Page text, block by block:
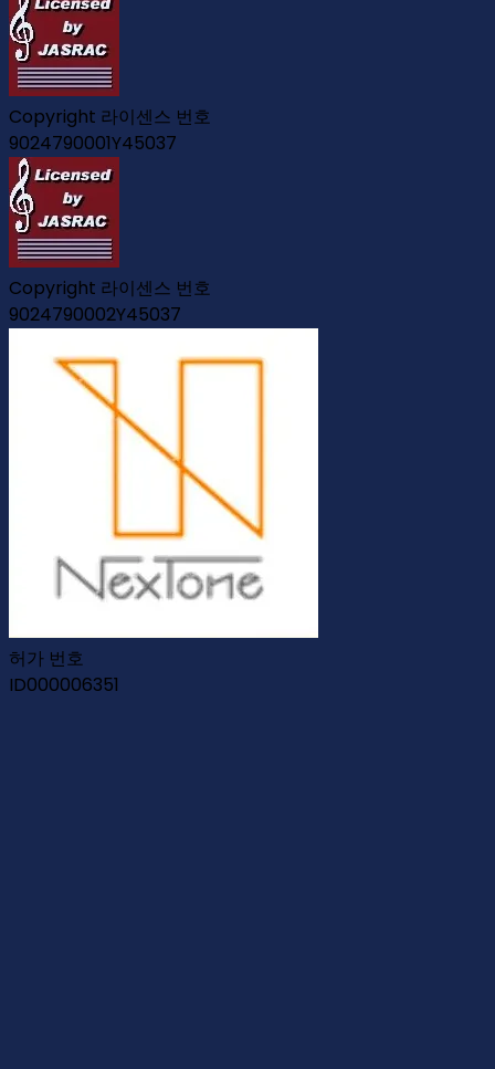
Copyright 라이센스 번호
9024790001Y45037
Copyright 라이센스 번호
9024790002Y45037
허가 번호
ID000006351